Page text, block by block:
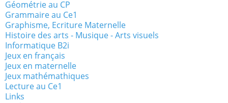
Géométrie au CP
Grammaire au Ce1
Graphisme, Ecriture Maternelle
Histoire des arts - Musique - Arts visuels
Informatique B2i
Jeux en français
Jeux en maternelle
Jeux mathémathiques
Lecture au Ce1
Links